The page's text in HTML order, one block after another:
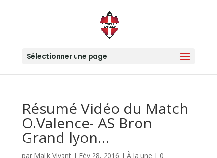
Sélectionner une page
Résumé Vidéo du Match
O.Valence- AS Bron
Grand lyon…
par Malik Vivant| Fév 28, 2016 | À la une | 0